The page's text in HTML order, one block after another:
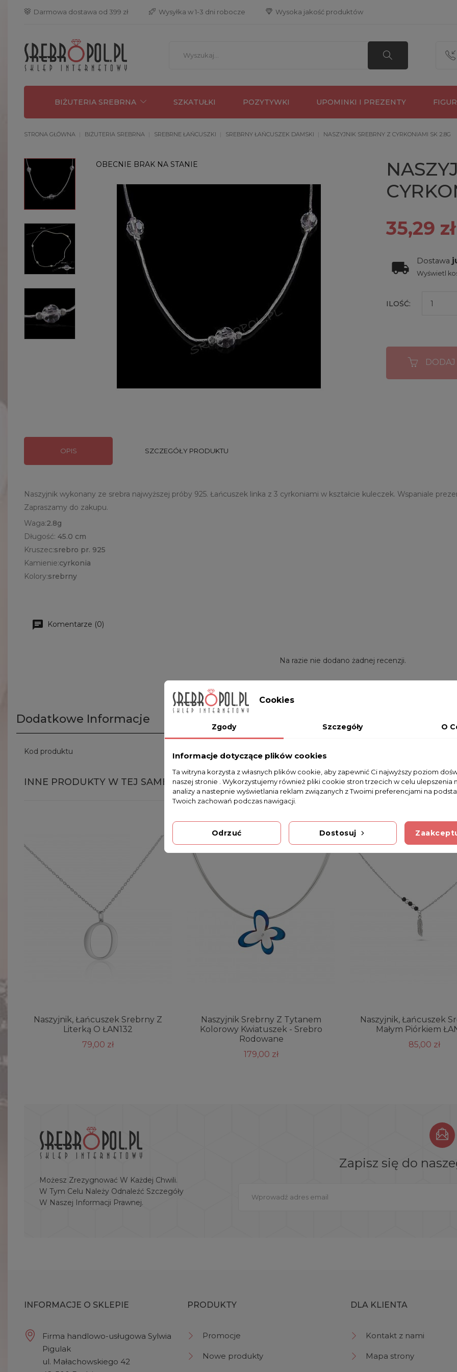
 Darmowa dostawa od 399 zł  Wysyłka w 1-3 dni robocze  Wysoka jakość produktów
BIŻUTERIA SREBRNA SZKATUŁKI POZYTYWKI UPOMINKI I PREZENTY
STRONA GŁÓWNA BIŻUTERIA SREBRNA SREBRNE ŁAŃCUSZKI SREBRNY ŁAŃCUSZEK DAMSKI NASZYJNIK SREBRNY Z CYRKONIAMI SK 2.8G
OBECNIE BRAK NA STANIE
35,29 zł
Dostawa
Wyświetl
ILOŚĆ:
OPIS SZCZEGÓŁY PRODUKTU
Naszyjnik wykonany ze srebra najwyższej próby 925. Łańcuszek linka z 3 cyrkoniami w kształcie kuleczek. Wspaniale
Zapraszamy do zakupu.
Waga:2.8g
Długość: 45.0 cm
Kruszec:srebro pr. 925
Kamienie:cyrkonia
Kolory:srebrny
Komentarze (0)
Na razie nie dodano żadnej recenzji.
Dodatkowe Informacje
Kod produktu SK 2.8g
INNE PRODUKTY W TEJ SAMEJ KATEGORII
Naszyjnik, Łańcuszek Srebrny Z
Literką O ŁAN132
79,00 zł
Naszyjnik Srebrny Z Tytanem
Kolorowy Kwiatuszek - Srebro
Rodowane
179,00 zł
Naszyjnik, Łańcuszek
Małym Piórkiem
85,00 zł
Możesz Zrezygnować W Każdej Chwili.
W Tym Celu Należy Odnaleźć Szczegóły
W Naszej Informacji Prawnej.
Zapisz się do
INFORMACJE O SKLEPIE
Firma handlowo-usługowa Sylwia
Pigulak
ul. Małachowskiego 42
PRODUKTY
Promocje
Nowe produkty
DLA KLIENTA
Kontakt z nami
Mapa strony
Cookies
Zgody Szczegóły O
Informacje dotyczące plików cookies
Ta witryna korzysta z własnych plików cookie, aby zapewnić Ci najwyższy poziom
naszej stronie . Wykorzystujemy również pliki cookie stron trzecich w celu ulepszenia
analizy a nastepnie wyświetlania reklam związanych z Twoimi preferencjami na
Twoich zachowań podczas nawigacji.
Odrzuć Dostosuj